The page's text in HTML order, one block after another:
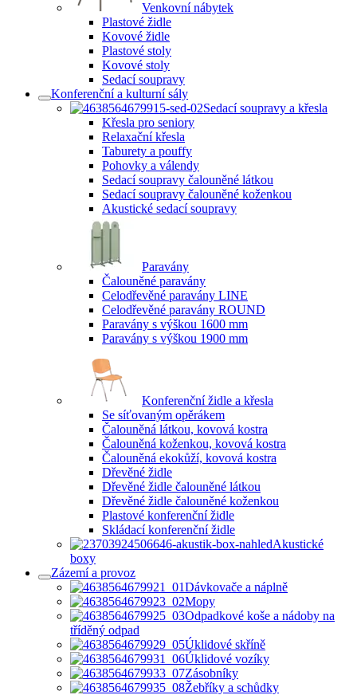
Venkovní nábytek
Plastové židle
Kovové židle
Plastové stoly
Kovové stoly
Sedací soupravy
Konferenční a kulturní sály
Sedací soupravy a křesla
Křesla pro seniory
Relaxační křesla
Taburety a pouffy
Pohovky a válendy
Sedací soupravy čalouněné látkou
Sedací soupravy čalouněné koženkou
Akustické sedací soupravy
Paravány
Čalouněné paravány
Celodřevěné paravány LINE
Celodřevěné paravány ROUND
Paravány s výškou 1600 mm
Paravány s výškou 1900 mm
Konferenční židle a křesla
Se síťovaným opěrákem
Čalouněná látkou, kovová kostra
Čalouněná koženkou, kovová kostra
Čalouněná ekokůží, kovová kostra
Dřevěné židle
Dřevěné židle čalouněné látkou
Dřevěné židle čalouněné koženkou
Plastové konferenční židle
Skládací konferenční židle
Akustické
boxy
Zázemí a provoz
Dávkovače a náplně
Mopy
Odpadkové koše a nádoby na
tříděný odpad
Úklidové skříně
Úklidové vozíky
Zásobníky
Žebříky a schůdky